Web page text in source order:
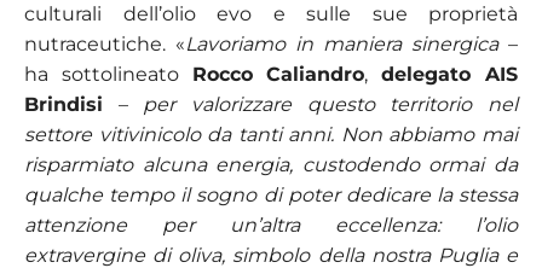
culturali dell’olio evo e sulle sue proprietà
nutraceutiche. «Lavoriamo in maniera sinergica–
ha sottolineato Rocco Caliandro,delegato AIS
Brindisi – per valorizzare questo territorio nel
settore vitivinicolo da tanti anni. Non abbiamo mai
risparmiato alcuna energia, custodendo ormai da
qualche tempo il sogno di poter dedicare la stessa
attenzione per un’altra eccellenza: l’olio
extravergine di oliva, simbolo della nostra Puglia e